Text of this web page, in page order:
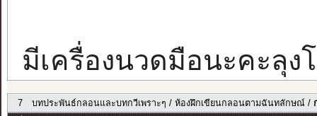
มีเครื่องนวดมือนะคะลุง
7 บทประพันธ์กลอนและบทกวีเพราะๆ / ห้องฝึกเขียนกลอนตามฉันทลักษณ์/